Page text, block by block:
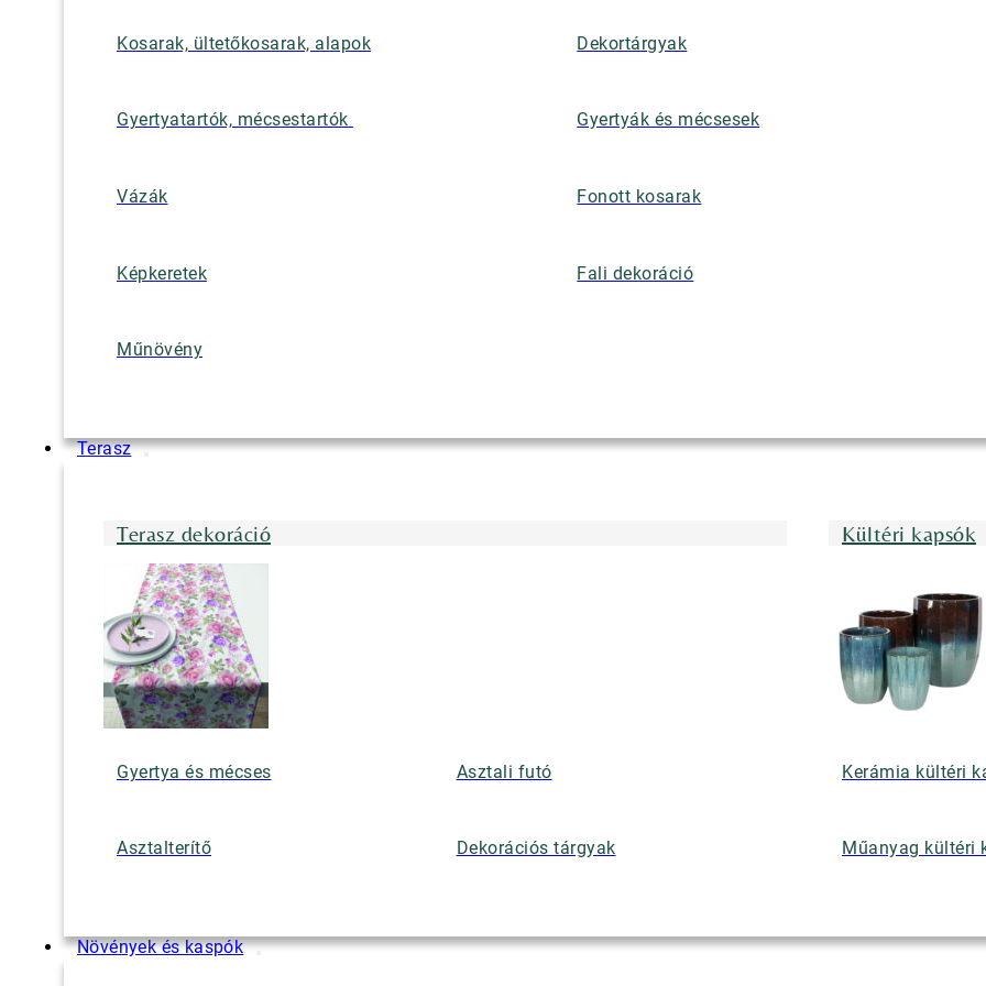
Kosarak, ültetőkosarak, alapok Dekortárgyak
Gyertyatartók, mécsestartók Gyertyák és mécsesek
Vázák Fonott kosarak
Képkeretek Fali dekoráció
Műnövény
Terasz
Terasz dekoráció
Gyertya és mécses Asztali futó
Asztalterítő Dekorációs tárgyak
Kültéri kapsók
Kerámia kültéri
Műanyag kültéri
Növények és kaspók